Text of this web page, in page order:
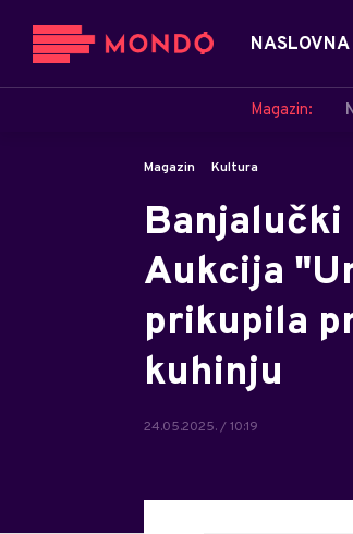
NASLOVNA
Magazin:
Magazin Kultura
Aukcija
prikupila
kuhinju
24.05.2025. / 10:19